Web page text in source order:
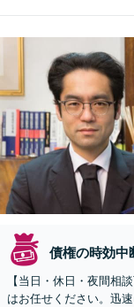
債権の時効中
【当日・休日・夜間相
はお任せください。迅